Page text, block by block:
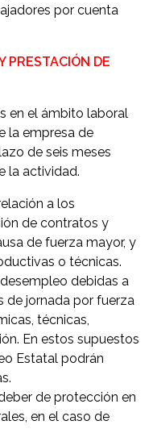
por cuenta
PRESTACIÓN DE
en el ámbito laboral
la empresa de
de seis meses
la actividad.
a los
de contratos y
de fuerza mayor, y
o técnicas.
debidas a
de jornada por fuerza
técnicas,
En estos supuestos
Estatal podrán
de protección en
en el caso de